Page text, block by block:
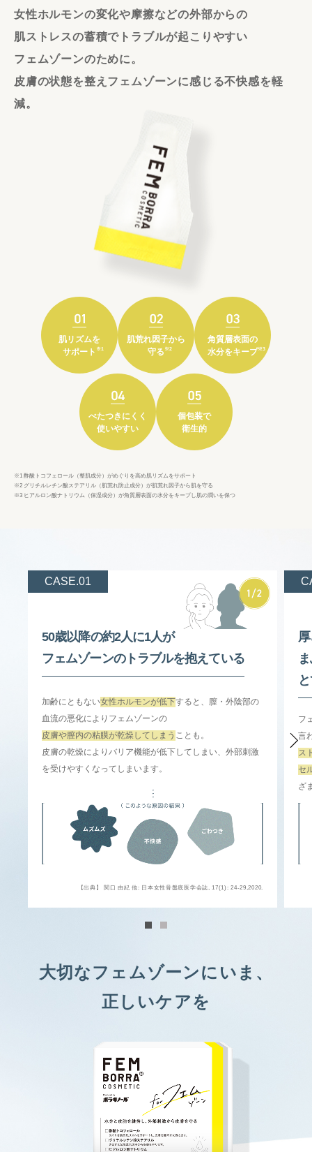
女性ホルモンの変化や摩擦などの外部からの
肌ストレスの蓄積で トラブルが起こりやすい
フェムゾーンのために。
皮膚の状態を整えフェムゾーンに感じる不快感を軽
減。
肌リズムを
サポート ※1
肌荒れ因子から
守る ※2
角質層表面の
水分をキープ※3
べたつきにくく
使いやすい
個包装で
衛生的
※1 酢酸トコフェロール（整肌成分）がめぐりを高め肌リズムをサポート
※2 グリチルレチン酸ステアリル（肌荒れ防止成分）が肌荒れ因子から肌を守る
※3 ヒアルロン酸ナトリウム（保湿成分）が角質層表面の水分をキープし肌の潤いを保つ
50歳以降の約2人に1人が
フェムゾーンのトラブルを抱えている
加齢にともない女性ホルモンが低下すると、膣・外陰部の
血流の悪化によりフェムゾーンの
皮膚や膣内の粘膜が乾燥してしまう ことも。
皮膚の乾燥によりバリア機能が低下してしまい、外部刺激
を受けやすくなってしまいます。
【出典】 関口 由紀 他: 日本女性骨盤底医学会誌, 17(1): 24-29,2020.
フ
言
ス
セ
ざ
大切なフェムゾーンにいま、
正しいケアを